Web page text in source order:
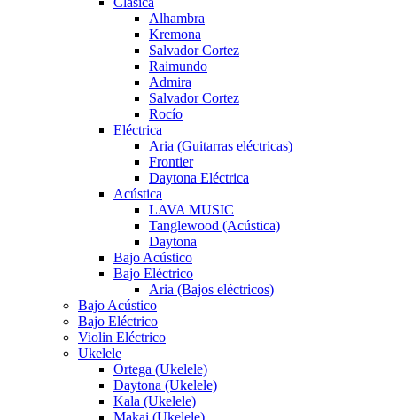
Alhambra
Kremona
Salvador Cortez
Raimundo
Admira
Salvador Cortez
Rocío
Eléctrica
Aria (Guitarras eléctricas)
Frontier
Daytona Eléctrica
Acústica
LAVA MUSIC
Tanglewood (Acústica)
Daytona
Bajo Acústico
Bajo Eléctrico
Aria (Bajos eléctricos)
Bajo Acústico
Bajo Eléctrico
Violin Eléctrico
Ukelele
Ortega (Ukelele)
Daytona (Ukelele)
Kala (Ukelele)
Makai (Ukelele)